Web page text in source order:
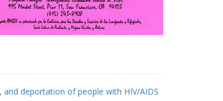
and deportation of people with HIV/AIDS